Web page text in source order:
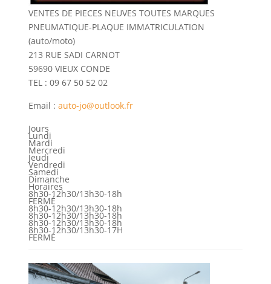
VENTES DE PIECES NEUVES TOUTES MARQUES
PNEUMATIQUE-PLAQUE IMMATRICULATION
(auto/moto)
213 RUE SADI CARNOT
59690 VIEUX CONDE
TEL : 09 67 50 52 02
Email : auto-jo@outlook.fr
Jours
Lundi
Mardi
Mercredi
Jeudi
Vendredi
Samedi
Dimanche
Horaires
8h30-12h30/13h30-18h
FERMÉ
8h30-12h30/13h30-18h
8h30-12h30/13h30-18h
8h30-12h30/13h30-18h
8h30-12h30/13h30-17H
FERMÉ